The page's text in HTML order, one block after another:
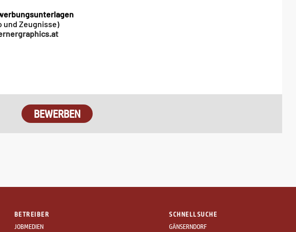
und Zeugnisse)
BEWERBEN
BETREIBER
JOBMEDIEN
SCHNELLSUCHE
GÄNSERNDORF